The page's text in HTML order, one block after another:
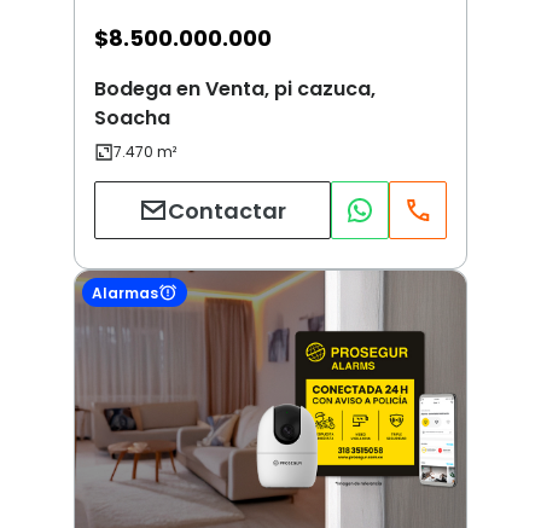
$8.500.000.000
Bodega en Venta, pi cazuca,
Soacha
Contactar
Alarmas